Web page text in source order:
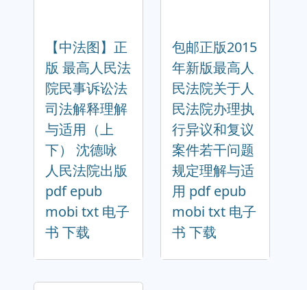
【中法图】正
版 最高人民法
院民事诉讼法
司法解释理解
与适用（上
下） 沈德咏
人民法院出版
pdf epub
mobi txt 电子
书 下载
包邮正版2015
年新版最高人
民法院关于人
民法院办理执
行异议和复议
案件若干问题
规定理解与适
用 pdf epub
mobi txt 电子
书 下载